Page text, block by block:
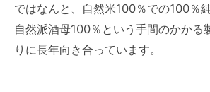
ではなんと、自然米100％での100％
自然派酒母100％という手間のかかる
りに長年向き合っています。